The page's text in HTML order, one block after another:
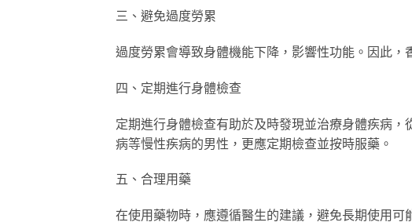
三、避免過度勞累
過度勞累會導致身體機能下降，影響性功能。因此
四、定期進行身體檢查
定期進行身體檢查有助於及時發現並治療身體疾病
病等慢性疾病的男性，更應定期檢查並按時服藥。
五、合理用藥
在使用藥物時，應遵循醫生的建議，避免長期使用